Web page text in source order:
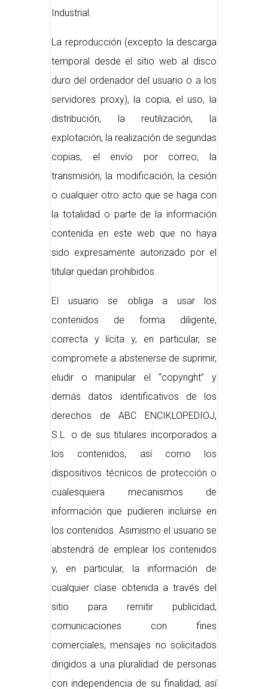
Industrial.
La reproducción (excepto la descarga
temporal desde el sitio web al disco
duro del ordenador del usuario o a los
servidores proxy), la copia, el uso, la
distribución, la reutilización, la
explotación, la realización de segundas
copias, el envío por correo, la
transmisión, la modificación, la cesión
o cualquier otro acto que se haga con
la totalidad o parte de la información
contenida en este web que no haya
sido expresamente autorizado por el
titular quedan prohibidos.
El usuario se obliga a usar los
contenidos de forma diligente,
correcta y lícita y, en particular, se
compromete a abstenerse de suprimir,
eludir o manipular el “copyright” y
demás datos identificativos de los
derechos de ABC ENCIKLOPEDIOJ,
S.L. o de sus titulares incorporados a
los contenidos, así como los
dispositivos técnicos de protección o
cualesquiera mecanismos de
información que pudieren incluirse en
los contenidos. Asimismo el usuario se
abstendrá de emplear los contenidos
y, en particular, la información de
cualquier clase obtenida a través del
sitio para remitir publicidad,
comunicaciones con fines
comerciales, mensajes no solicitados
dirigidos a una pluralidad de personas
con independencia de su finalidad, así